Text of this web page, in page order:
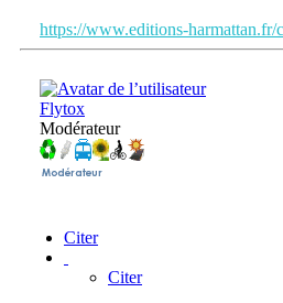
https://www.editions-harmattan.fr/
Flytox
Modérateur
Citer
Citer